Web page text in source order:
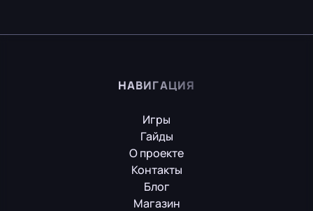
НАВИГАЦИЯ
Игры
Гайды
О проекте
Контакты
Блог
Магазин